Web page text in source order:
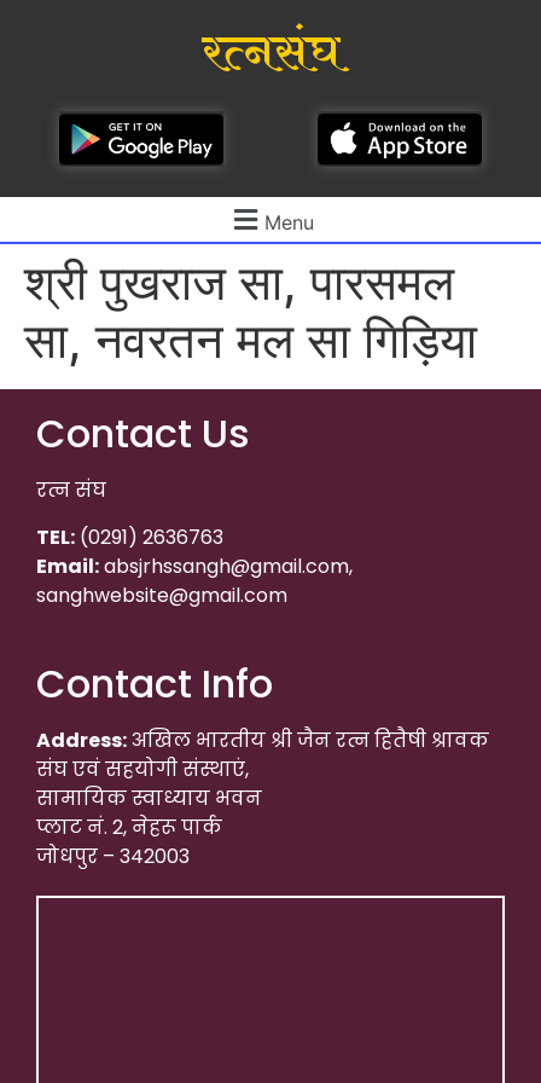
रत्नसंघ
Menu
श्री पुखराज सा, पारसमल
सा, नवरतन मल सा गिड़िया
Contact Us
रत्न संघ
TEL: (0291) 2636763
Email:absjrhssangh@gmail.com,
sanghwebsite@gmail.com
Contact Info
Address:अखिल भारतीय श्री जैन रत्न हितैषी श्रावक
संघ एवं सहयोगी संस्थाएं,
सामायिक स्वाध्याय भवन
प्लाट नं. 2, नेहरू पार्क
जोधपुर – 342003